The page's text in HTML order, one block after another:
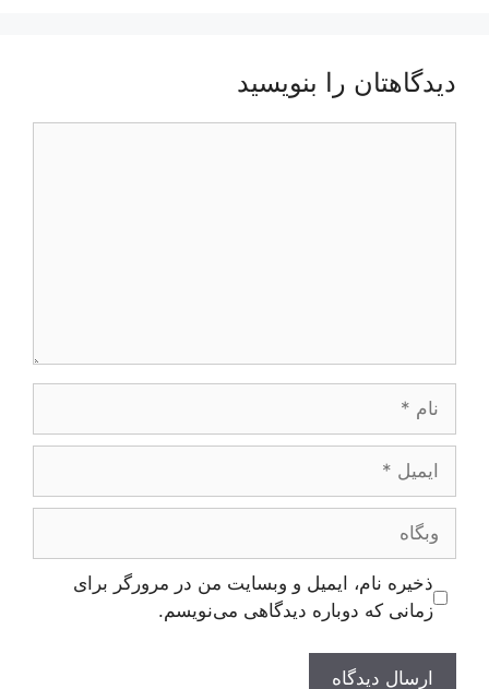
دیدگاهتان را بنویسید
ایمیل
وبگاه
ذخیره نام، ایمیل و وبسایت من در مرورگر برای
زمانی که دوباره دیدگاهی می‌نویسم.